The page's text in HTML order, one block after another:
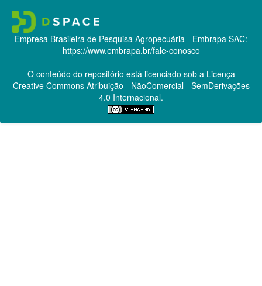
Empresa Brasileira de Pesquisa Agropecuária - Embrapa SAC:
https://www.embrapa.br/fale-conosco
O conteúdo do repositório está licenciado sob a Licença
Creative CommonsAtribuição - NãoComercial - SemDerivações
4.0 Internacional.